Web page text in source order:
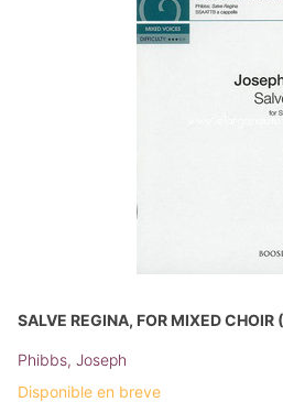
SALVE REGINA, FOR MIXED
Phibbs, Joseph
Disponible en breve